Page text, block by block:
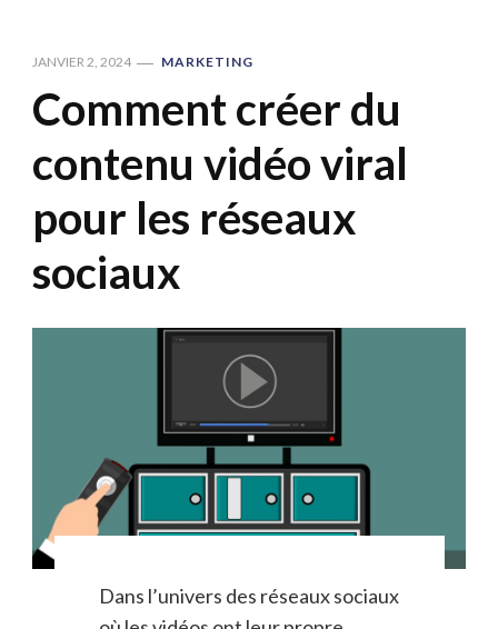
JANVIER 2, 2024 MARKETING
Comment créer du
contenu vidéo viral
pour les réseaux
sociaux
Dans l’univers des réseaux sociaux